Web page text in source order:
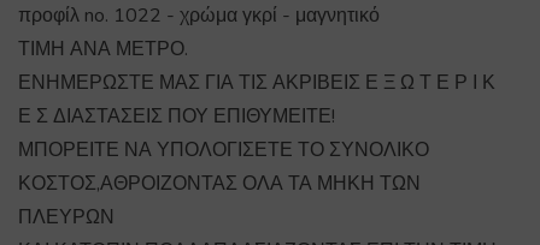
προφίλ no. 1022 - χρώμα γκρί - μαγνητικό
ΤΙΜΗ ΑΝΑ ΜΕΤΡΟ.
ΕΝΗΜΕΡΩΣΤΕ ΜΑΣ ΓΙΑ ΤΙΣ ΑΚΡΙΒΕΙΣ Ε Ξ Ω Τ Ε Ρ Ι Κ
Ε Σ ΔΙΑΣΤΑΣΕΙΣ ΠΟΥ ΕΠΙΘΥΜΕΙΤΕ!
ΜΠΟΡΕΙΤΕ ΝΑ ΥΠΟΛΟΓΙΣΕΤΕ ΤΟ ΣΥΝΟΛΙΚΟ
ΚΟΣΤΟΣ,ΑΘΡΟΙΖΟΝΤΑΣ ΟΛΑ ΤΑ ΜΗΚΗ ΤΩΝ
ΠΛΕΥΡΩΝ